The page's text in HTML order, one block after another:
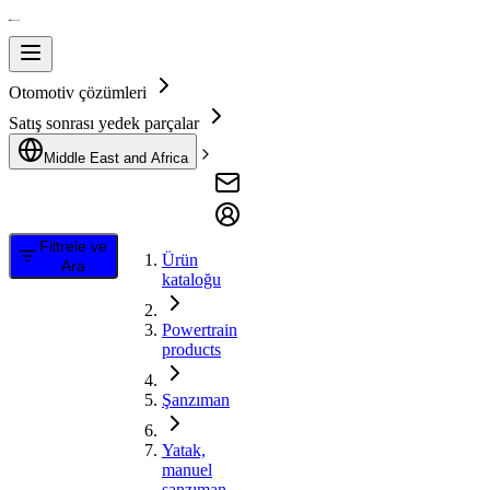
Otomotiv çözümleri
Satış sonrası yedek parçalar
Middle East and Africa
Filtrele ve
Ara
Ürün
kataloğu
Powertrain
products
Şanzıman
Yatak,
manuel